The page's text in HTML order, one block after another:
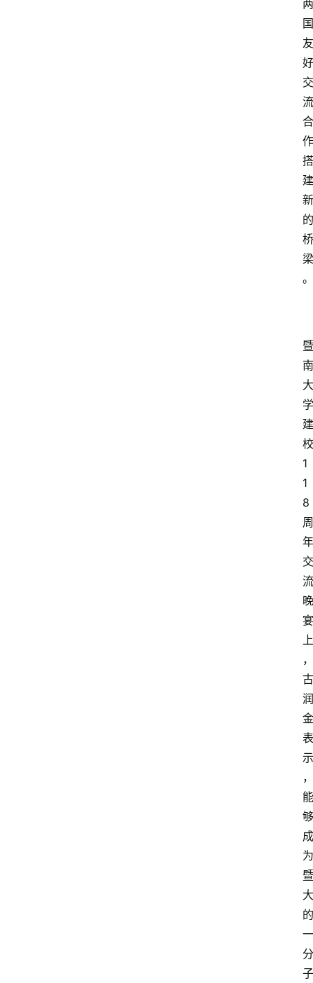
两
国
友
好
交
流
合
作
搭
建
新
的
桥
梁
。
暨
南
大
学
建
校
1
1
8
周
年
交
流
晚
宴
上
，
古
润
金
表
示
，
能
够
成
为
暨
大
的
一
分
子